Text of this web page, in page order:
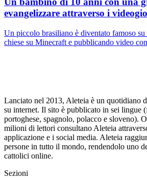
evangelizzare attraverso i
Un piccolo brasiliano è diventato famoso
chiese su Minecraft e pubblicando video
Lanciato nel 2013, Aleteia è un quotidiano
su internet. Il sito è pubblicato in sei lingue
portoghese, spagnolo, polacco e sloveno).
milioni di lettori consultano Aleteia
applicazione e i social media. Aleteia
persone in tutto il mondo, rendendolo uno
cattolici online.
Sezioni